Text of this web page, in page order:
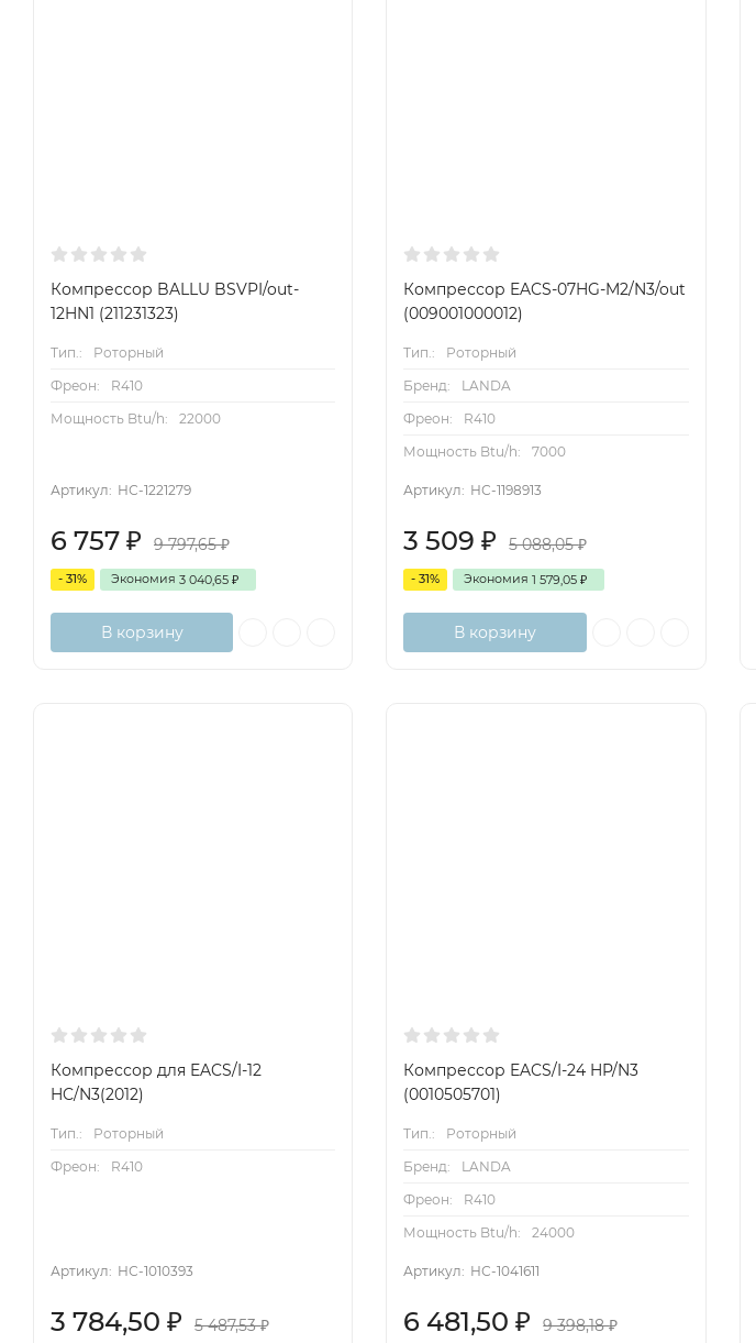
Компрессор BALLU BSVPI/out-
12HN1 (211231323)
Тип.:
Роторный
Фреон:
R410
Мощность Btu/h:
22000
Артикул: НС-1221279
6 757 ₽ 9 797,65₽
- 31% Экономия 3 040,65 ₽
В корзину
Компрессор EACS-07HG-M2/N3/out
(009001000012)
Тип.:
Роторный
Бренд:
LANDA
Фреон:
R410
Мощность Btu/h:
7000
Артикул: НС-1198913
3 509₽ 5 088,05₽
- 31% Экономия1 579,05₽
В корзину
Компрессор для EACS/I-12
HC/N3(2012)
Тип.:
Роторный
Фреон:
R410
Артикул: НС-1010393
3 784,50 ₽ 5 487,53₽
Компрессор EACS/I-24 HP/N3
(0010505701)
Тип.:
Роторный
Бренд:
LANDA
Фреон:
R410
Мощность Btu/h:
24000
Артикул: НС-1041611
6 481,50₽ 9 398,18₽